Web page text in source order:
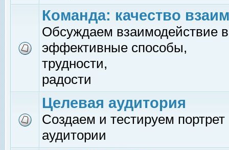
Команда: качество
Обсуждаем взаимодействие
эффективные способы,
трудности,
радости
Целевая аудитория
Создаем и тестируем
аудитории